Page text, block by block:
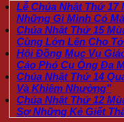
Lễ Chúa Nhật Thứ 17
Những Gì Mình Có
Chúa Nhật Thứ 15
Cùng Lớn Lên Cho
Hội Đồng Mục Vụ
Cáo Phó Cụ Ông Đa
Chúa Nhật Thứ 14
Và Khiêm Nhường”
Chúa Nhật Thứ 12
Sợ Những Kẻ Giết